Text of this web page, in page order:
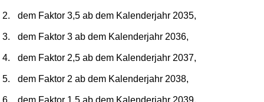
2. dem Faktor 3,5 ab dem Kalenderjahr 2035,
3. dem Faktor 3 ab dem Kalenderjahr 2036,
4. dem Faktor 2,5 ab dem Kalenderjahr 2037,
5. dem Faktor 2 ab dem Kalenderjahr 2038,
6. dem Faktor 1,5 ab dem Kalenderjahr 2039,